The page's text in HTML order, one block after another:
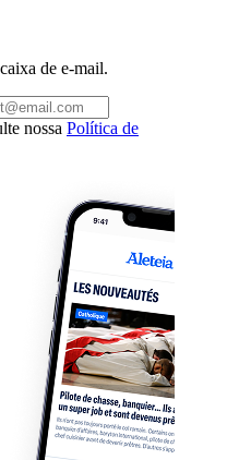
de e-mail.
nossa Política de